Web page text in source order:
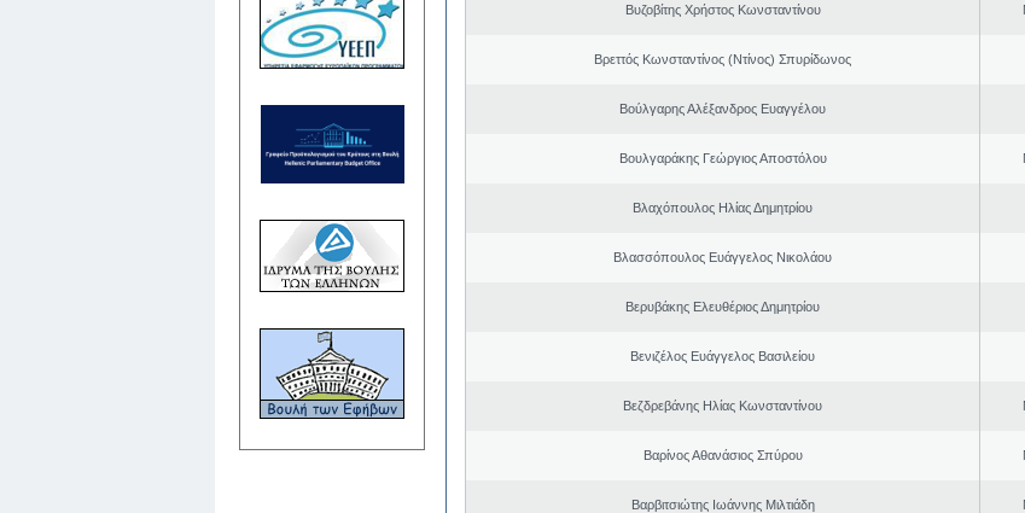
Βυζοβίτης Χρήστος Κωνσταντίνου
Βρεττός Κωνσταντίνος (Ντίνος) Σπυρίδωνος
Βούλγαρης Αλέξανδρος Ευαγγέλου
Βουλγαράκης Γεώργιος Αποστόλου
Βλαχόπουλος Ηλίας Δημητρίου
Βλασσόπουλος Ευάγγελος Νικολάου
Βερυβάκης Ελευθέριος Δημητρίου
Βενιζέλος Ευάγγελος Βασιλείου
Βεζδρεβάνης Ηλίας Κωνσταντίνου
Βαρίνος Αθανάσιος Σπύρου
Βαρβιτσιώτης Ιωάννης Μιλτιάδη